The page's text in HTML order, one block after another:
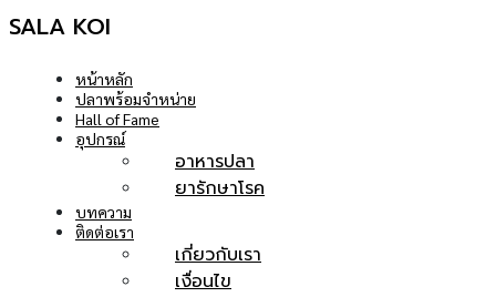
SALA KOI
หน้าหลัก
ปลาพร้อมจำหน่าย
Hall of Fame
อุปกรณ์
อาหารปลา
ยารักษาโรค
บทความ
ติดต่อเรา
เกี่ยวกับเรา
เงื่อนไข